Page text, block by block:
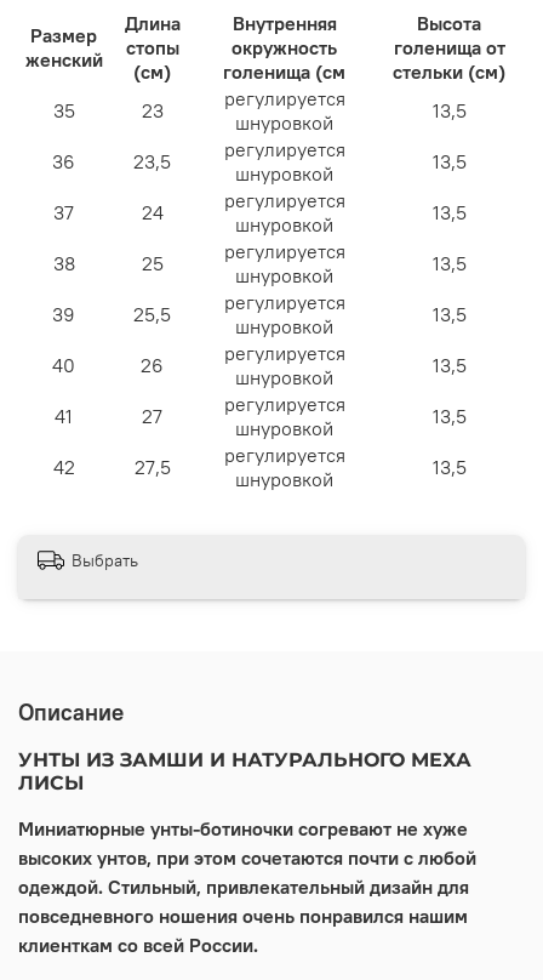
Размер
женский
Длина
стопы
(см)
Внутренняя
окружность
голенища (см
Высота
голенища от
стельки (см)
35
23
регулируется
шнуровкой
13,5
36 23,5
регулируется
шнуровкой
13,5
37 24
регулируется
шнуровкой
13,5
38 25
регулируется
шнуровкой
13,5
39 25,5
регулируется
шнуровкой
13,5
40 26
регулируется
шнуровкой
13,5
41 27
регулируется
шнуровкой
13,5
42 27,5
регулируется
шнуровкой
13,5
Выбрать
Описание
УНТЫ ИЗ ЗАМШИ И НАТУРАЛЬНОГО МЕХА
ЛИСЫ
Миниатюрные унты-ботиночки согревают не хуже
высоких унтов, при этом сочетаются почти с любой
одеждой. Стильный, привлекательный дизайн для
повседневного ношения очень понравился нашим
клиенткам со всей России.